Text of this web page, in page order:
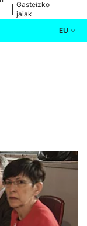
Gasteizko
jaiak
EU